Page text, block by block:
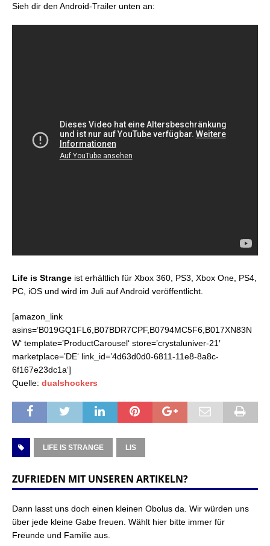
Sieh dir den Android-Trailer unten an:
Life is Strange ist erhältlich für Xbox 360, PS3, Xbox One, PS4,
PC, iOS und wird im Juli auf Android veröffentlicht.
[amazon_link
asins=’B019GQ1FL6,B07BDR7CPF,B0794MC5F6,B017XN83N
W‘ template=’ProductCarousel‘ store=’crystaluniver-21′
marketplace=’DE‘ link_id=’4d63d0d0-6811-11e8-8a8c-
6f167e23dc1a‘]
Quelle: dualshockers
LIFE IS STRANGE LIS
ZUFRIEDEN MIT UNSEREN ARTIKELN?
Dann lasst uns doch einen kleinen Obolus da. Wir würden uns
über jede kleine Gabe freuen. Wählt hier bitte immer für
Freunde und Familie aus.